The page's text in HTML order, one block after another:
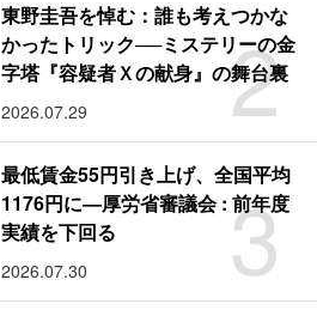
2
東野圭吾を悼む：誰も考えつかな
かったトリック──ミステリーの金
字塔『容疑者Ｘの献身』の舞台裏
2026.07.29
3
最低賃金55円引き上げ、全国平均
1176円に―厚労省審議会 : 前年度
実績を下回る
2026.07.30